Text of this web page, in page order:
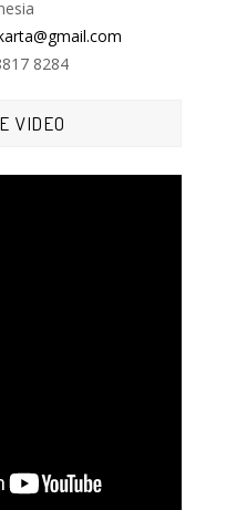
8284
VIDEO